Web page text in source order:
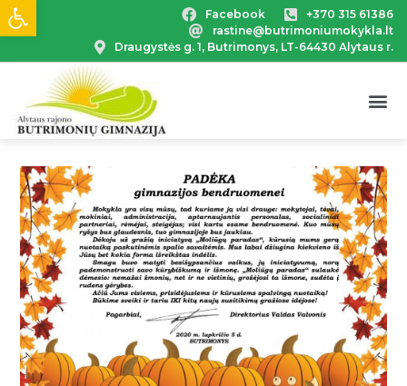
Facebook
+370 315 61386
rastine@butrimoniumokykla.lt
Draugystės g. 1, Butrimonys, LT-64430 Alytaus r.